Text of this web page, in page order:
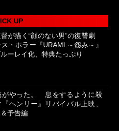
UP
が描く“顔のない男”の復讐劇
・ホラー『URAMI ～怨み～』
ーレイ化、特典たっぷり
がやった。 息をするように殺
『ヘンリー』リバイバル上映、
予告編